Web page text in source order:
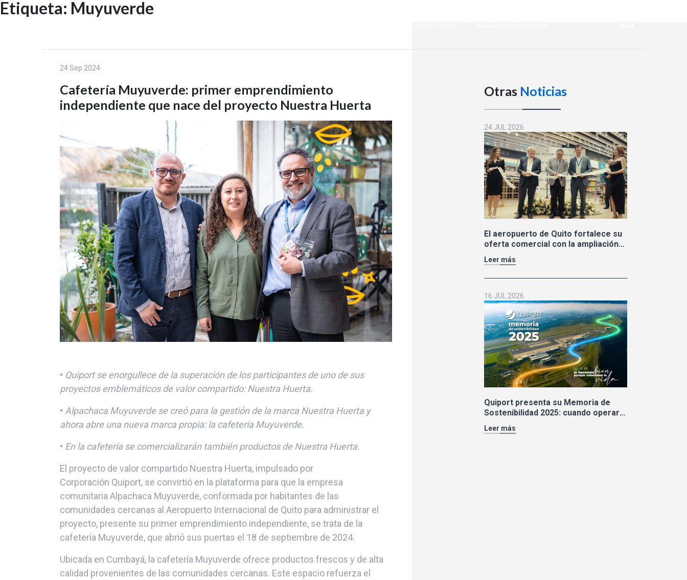
Skip
to
Etiqueta: Muyuverde
24 Sep 2024
Cafetería Muyuverde: primer emprendimiento
independiente que nace del proyecto Nuestra Huerta
• Quiport se enorgullece dela superación de los participantes de uno de sus
proyectos emblemáticos de valor compartido: Nuestra Huerta.
• Alpachaca Muyuverdese creó para la gestión de la marca Nuestra Huerta y
ahora abre una nueva marca propia: la cafetería Muyuverde.
• En la cafetería se comercializarán también productos de Nuestra Huerta.
El proyecto de valor compartido Nuestra Huerta, impulsado por
Corporación Quiport, se convirtió en la plataforma para que la empresa
comunitaria Alpachaca Muyuverde, conformada por habitantes de las
comunidades cercanas al Aeropuerto Internacional de Quito para administrar el
proyecto, presente su primer emprendimiento independiente, se trata de la
cafetería Muyuverde, que abrió sus puertas el 18 de septiembre de 2024.
Ubicada en Cumbayá, la cafetería Muyuverde ofrece productos frescos y de alta
calidad provenientes de las comunidades cercanas. Este espacio refuerza el
Otras Noticias
24 JUL 2026
El aeropuerto de Quito fortalece su
oferta comercial con la ampliación
de Polo Ralph Lauren y Adidas
Leer más
16 JUL 2026
Quiport presenta su Memoria de
Sostenibilidad 2025: cuando operar
Leer más